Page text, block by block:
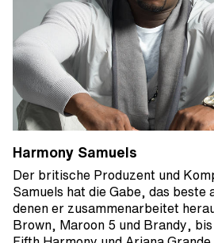
Harmony Samuels
Der britische Produzent und
Samuels hat die Gabe, das beste
denen er zusammenarbeitet
Brown, Maroon 5 und Brandy,